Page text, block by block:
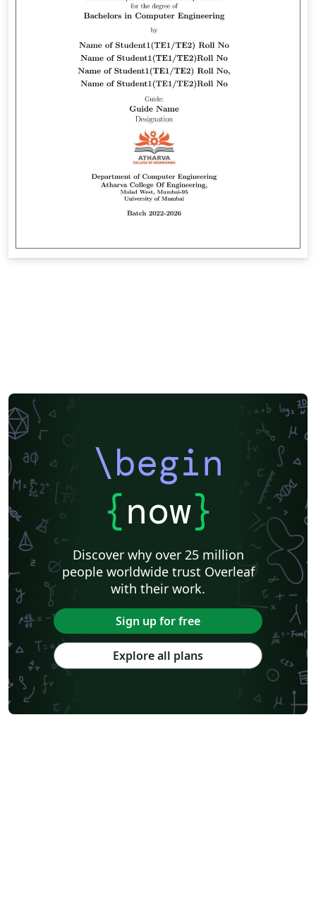
\begin
{now}
Discover why over 25 million
people worldwide trust Overleaf
with their work.
Sign up for free
Explore all plans